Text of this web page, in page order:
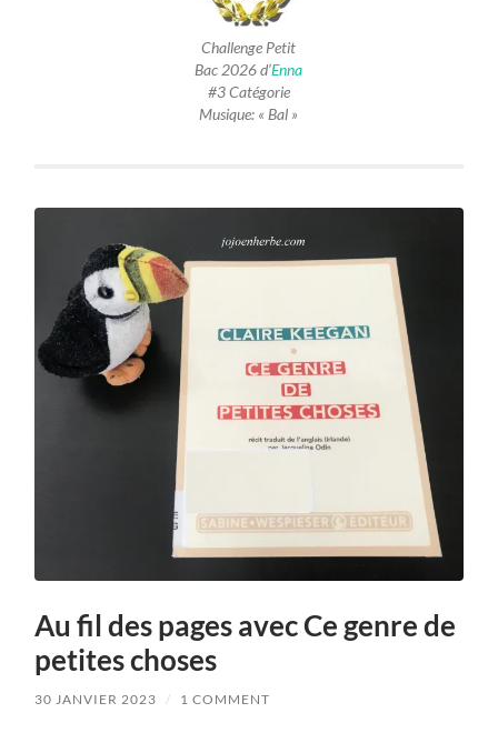
Challenge Petit
Bac 2026 d’Enna
#3 Catégorie
Musique: « Bal »
Au fil des pages avec Ce genre de
petites choses
30 JANVIER 2023 / 1 COMMENT